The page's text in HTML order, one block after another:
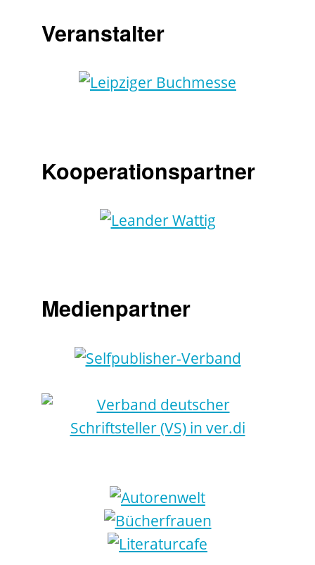
Veranstalter
Kooperationspartner
Medienpartner